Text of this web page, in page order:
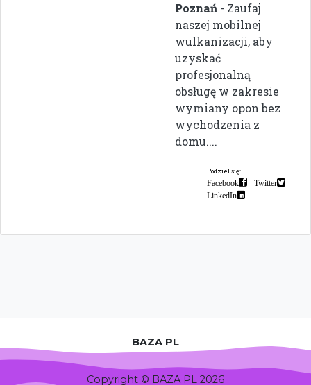
Poznań - Zaufaj
naszej mobilnej
wulkanizacji, aby
uzyskać
profesjonalną
obsługę w zakresie
wymiany opon bez
wychodzenia z
domu....
Podziel się:
Facebook
Twitter
LinkedIn
BAZA PL
Copyright © BAZA PL 2026